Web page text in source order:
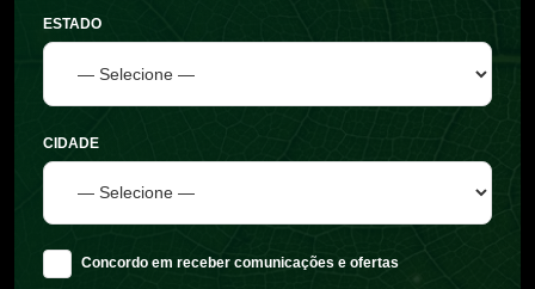
ESTADO
CIDADE
Concordo em receber comunicações e ofertas